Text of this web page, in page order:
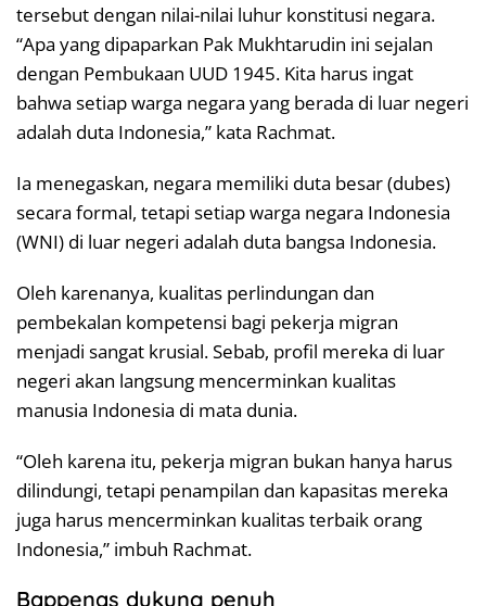
tersebut dengan nilai-nilai luhur konstitusi negara.
“Apa yang dipaparkan Pak Mukhtarudin ini sejalan
dengan Pembukaan UUD 1945. Kita harus ingat
bahwa setiap warga negara yang berada di luar negeri
adalah duta Indonesia,” kata Rachmat.
Ia menegaskan, negara memiliki duta besar (dubes)
secara formal, tetapi setiap warga negara Indonesia
(WNI) di luar negeri adalah duta bangsa Indonesia.
Oleh karenanya, kualitas perlindungan dan
pembekalan kompetensi bagi pekerja migran
menjadi sangat krusial. Sebab, profil mereka di luar
negeri akan langsung mencerminkan kualitas
manusia Indonesia di mata dunia.
“Oleh karena itu, pekerja migran bukan hanya harus
dilindungi, tetapi penampilan dan kapasitas mereka
juga harus mencerminkan kualitas terbaik orang
Indonesia,” imbuh Rachmat.
Bappenas dukung penuh